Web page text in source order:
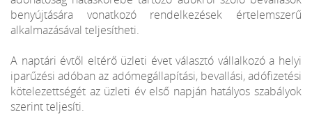
benyújtására vonatkozó rendelkezések értelemszerű
alkalmazásával teljesítheti.
A naptári évtől eltérő üzleti évet választó vállalkozó a helyi
iparűzési adóban az adómegállapítási, bevallási, adófizetési
kötelezettségét az üzleti év első napján hatályos szabályok
szerint teljesíti.